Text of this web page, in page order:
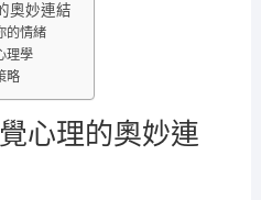
奧妙連結
的情緒
理學
略
心理的奧妙連